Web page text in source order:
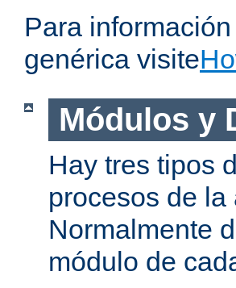
Para
genérica visite
Módulos y
Hay tres tipos
procesos de
Normalmente
módulo de